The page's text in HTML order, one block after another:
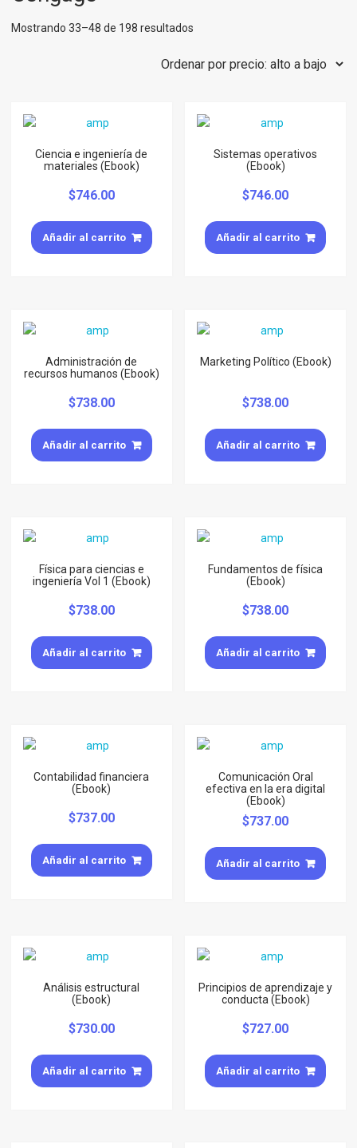
Mostrando 33–48 de 198 resultados
Ciencia e ingeniería de
materiales (Ebook)
$746.00
Añadir al carrito
Sistemas operativos
(Ebook)
$746.00
Añadir al carrito
Administración de
recursos humanos (Ebook)
$738.00
Añadir al carrito
Marketing Político (Ebook)
$738.00
Añadir al carrito
Física para ciencias e
ingeniería Vol 1 (Ebook)
$738.00
Añadir al carrito
Fundamentos de física
(Ebook)
$738.00
Añadir al carrito
Contabilidad financiera
(Ebook)
$737.00
Añadir al carrito
Comunicación Oral
efectiva en la era digital
(Ebook)
$737.00
Añadir al carrito
Análisis estructural
(Ebook)
$730.00
Añadir al carrito
Principios de aprendizaje y
conducta (Ebook)
$727.00
Añadir al carrito